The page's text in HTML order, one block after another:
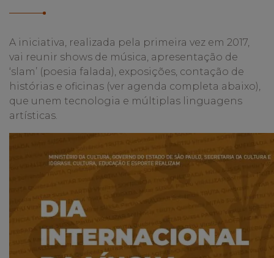
A iniciativa, realizada pela primeira vez em 2017,
vai reunir shows de música, apresentação de
‘slam’ (poesia falada), exposições, contação de
histórias e oficinas (ver agenda completa abaixo),
que unem tecnologia e múltiplas linguagens
artísticas.